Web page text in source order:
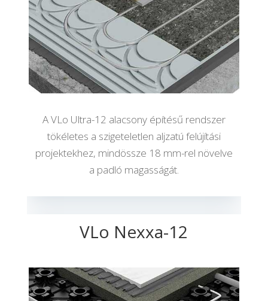
A VLo Ultra-12 alacsony építésű rendszer
tökéletes a szigeteletlen aljzatú felújítási
projektekhez, mindössze 18 mm-rel növelve
a padló magasságát.
VLo Nexxa-12